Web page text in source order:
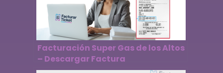
Facturación Super Gas de los Altos
– Descargar Factura